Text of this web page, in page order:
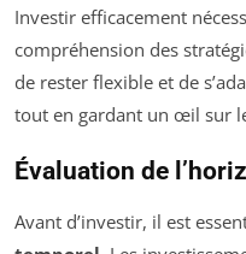
Investir efficacement
compréhension des
de rester flexible et de
tout en gardant un œil sur
Évaluation de
Avant d’investir, il est